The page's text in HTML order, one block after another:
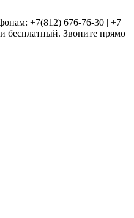
+7(812) 676-76-30 | +7
бесплатный. Звоните прямо